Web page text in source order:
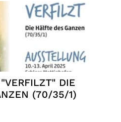
DIE
(70/35/1)